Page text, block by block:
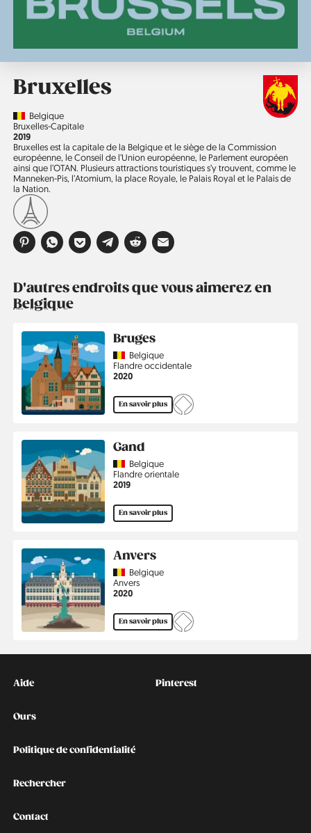
Bruxelles
CountryBelgique
Région
Bruxelles-Capitale
Année
2019
Bruxelles est la capitale de la Belgique et le siège de la Commission
européenne, le Conseil de l’Union européenne, le Parlement européen
ainsi que l’OTAN. Plusieurs attractions touristiques s’y trouvent, comme le
Manneken-Pis, l’Atomium, la place Royale, le Palais Royal et le Palais de
la Nation.
D'autres endroits que vous aimerez en
Belgique
Bruges
CountryBelgique
Région
Flandre occidentale
Année
2020
En savoir plus
Gand
CountryBelgique
Région
Flandre orientale
Année
2019
En savoir plus
Anvers
CountryBelgique
Région
Anvers
Année
2020
En savoir plus
Kontakt
Aide
Ours
Politique de confidentialité
Rechercher
Contact
Social
Pinterest